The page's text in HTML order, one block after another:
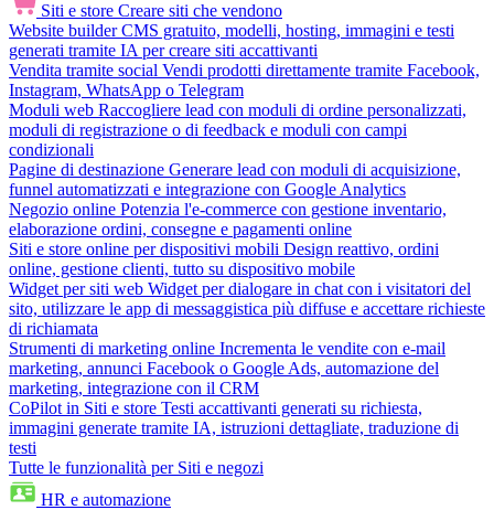
Siti e store Creare siti che vendono
Website builder CMS gratuito, modelli, hosting, immagini e testi
generati tramite IA per creare siti accattivanti
Vendita tramite social Vendi prodotti direttamente tramite Facebook,
Instagram, WhatsApp o Telegram
Moduli web Raccogliere lead con moduli di ordine personalizzati,
moduli di registrazione o di feedback e moduli con campi
condizionali
Pagine di destinazione Generare lead con moduli di acquisizione,
funnel automatizzati e integrazione con Google Analytics
Negozio online Potenzia l'e-commerce con gestione inventario,
elaborazione ordini, consegne e pagamenti online
Siti e store online per dispositivi mobili Design reattivo, ordini
online, gestione clienti, tutto su dispositivo mobile
Widget per siti web Widget per dialogare in chat con i visitatori del
sito, utilizzare le app di messaggistica più diffuse e accettare richieste
di richiamata
Strumenti di marketing online Incrementa le vendite con e-mail
marketing, annunci Facebook o Google Ads, automazione del
marketing, integrazione con il CRM
CoPilot in Siti e store Testi accattivanti generati su richiesta,
immagini generate tramite IA, istruzioni dettagliate, traduzione di
testi
Tutte le funzionalità per Siti e negozi
HR e automazione